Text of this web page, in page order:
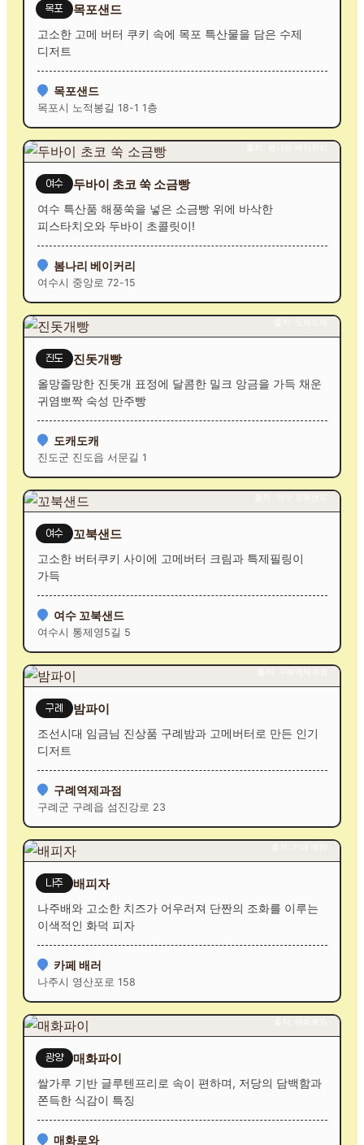
목포 목포샌드
고소한 고메 버터 쿠키 속에 목포 특산물을 담은 수제
디저트
목포샌드
목포시 노적봉길 18-1 1층
여수 두바이 초코 쑥 소금빵
여수 특산품 해풍쑥을 넣은 소금빵 위에 바삭한
피스타치오와 두바이 초콜릿이!
봄나리 베이커리
여수시 중앙로 72-15
진도 진돗개빵
올망졸망한 진돗개 표정에 달콤한 밀크 앙금을 가득 채운
귀염뽀짝 숙성 만주빵
도캐도캐
진도군 진도읍 서문길 1
여수 꼬북샌드
고소한 버터쿠키 사이에 고메버터 크림과 특제필링이
가득
여수 꼬북샌드
여수시 통제영5길 5
구례 밤파이
조선시대 임금님 진상품 구례밤과 고메버터로 만든 인기
디저트
구례역제과점
구례군 구례읍 섬진강로 23
나주 배피자
나주배와 고소한 치즈가 어우러져 단짠의 조화를 이루는
이색적인 화덕 피자
카페 배러
나주시 영산포로 158
광양 매화파이
쌀가루 기반 글루텐프리로 속이 편하며, 저당의 담백함과
쫀득한 식감이 특징
매화로와